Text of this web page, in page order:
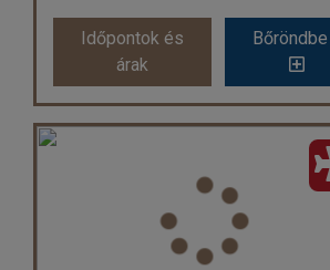
Időpontok és
árak
Bőröndbe
Időpontok és
árak
Bőröndbe
Eri Beach Resort ***
Görögország
Hersonissos
Utazás módja:
Repülővel
Ellátás:All inclusive
Szálláskategória:Hotel ***